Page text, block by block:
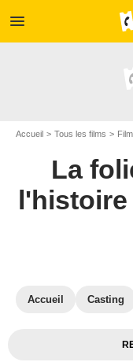
menu
Accueil Tous les films
La
l'histoire
Accueil Casting